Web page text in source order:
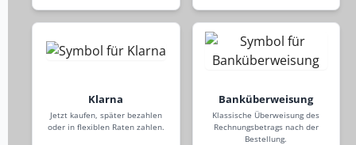
Klarna
Jetzt kaufen, später bezahlen
oder in flexiblen Raten zahlen.
Banküberweisung
Klassische Überweisung des
Rechnungsbetrags nach der
Bestellung.